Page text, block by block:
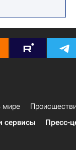
мире
сервисы Пресс-